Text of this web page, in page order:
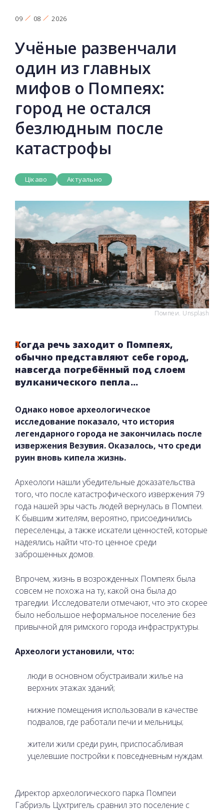
09 08 2026
Учёные развенчали
один из главных
мифов о Помпеях:
город не остался
безлюдным после
катастрофы
Цікаво Актуально
Помпеи. Unsplash
Когда речь заходит о Помпеях,
обычно представляют себе город,
навсегда погребённый под слоем
вулканического пепла...
Однако новое археологическое
исследование показало, что история
легендарного города не закончилась после
извержения Везувия. Оказалось, что среди
руин вновь кипела жизнь.
Археологи нашли убедительные доказательства
того, что после катастрофического извержения 79
года нашей эры часть людей вернулась в Помпеи.
К бывшим жителям, вероятно, присоединились
переселенцы, а также искатели ценностей, которые
надеялись найти что-то ценное среди
заброшенных домов.
Впрочем, жизнь в возрожденных Помпеях была
совсем не похожа на ту, какой она была до
трагедии. Исследователи отмечают, что это скорее
было небольшое неформальное поселение без
привычной для римского города инфраструктуры.
Археологи установили, что:
люди в основном обустраивали жилье на
верхних этажах зданий;
нижние помещения использовали в качестве
подвалов, где работали печи и мельницы;
жители жили среди руин, приспосабливая
уцелевшие постройки к повседневным нуждам.
Директор археологического парка Помпеи
Габриэль Цухтригель сравнил это поселение с